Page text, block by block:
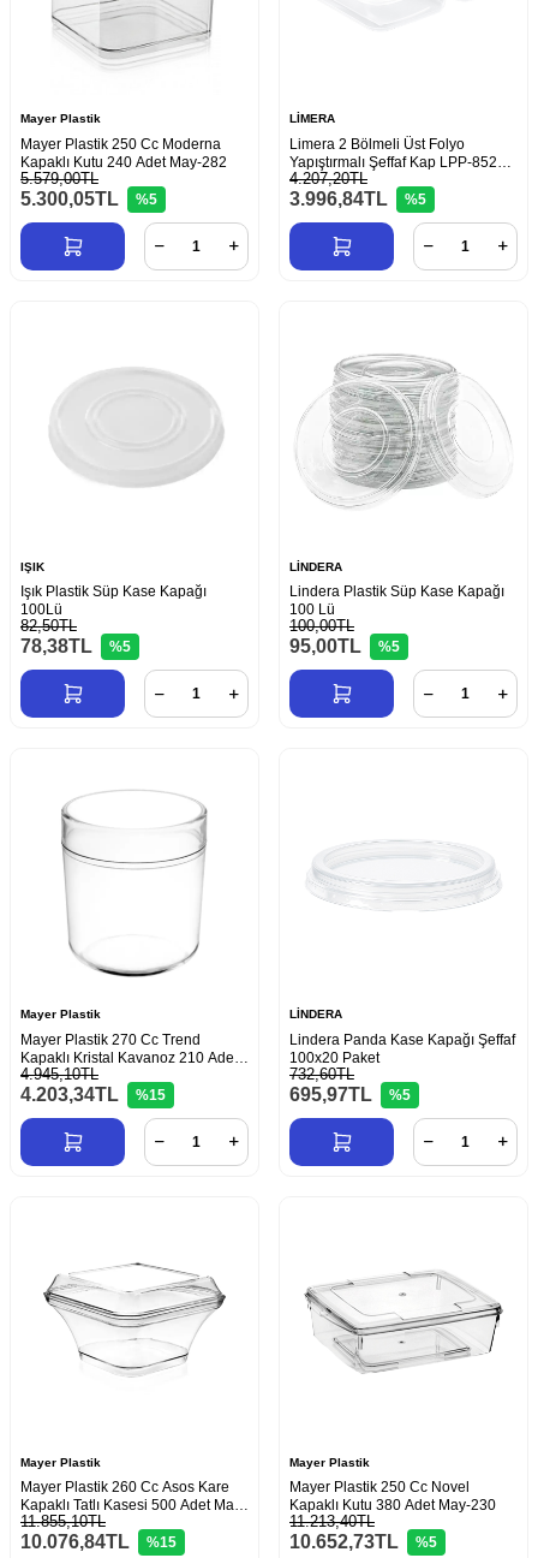
Mayer Plastik
Mayer Plastik 250 Cc Moderna
Kapaklı Kutu 240 Adet May-282
5.579,00TL
5.300,05TL %5
LİMERA
Limera 2 Bölmeli Üst Folyo
Yapıştırmalı Şeffaf Kap LPP-852
400 Adet
4.207,20TL
3.996,84TL %5
IŞIK
Işık Plastik Süp Kase Kapağı
100Lü
82,50TL
78,38TL %5
LİNDERA
Lindera Plastik Süp Kase Kapağı
100 Lü
100,00TL
95,00TL %5
Mayer Plastik
Mayer Plastik 270 Cc Trend
Kapaklı Kristal Kavanoz 210 Adet
May-317
4.945,10TL
4.203,34TL %15
LİNDERA
Lindera Panda Kase Kapağı Şeffaf
100x20 Paket
732,60TL
695,97TL %5
Mayer Plastik
Mayer Plastik 260 Cc Asos Kare
Kapaklı Tatlı Kasesi 500 Adet May-
314
11.855,10TL
10.076,84TL %15
Mayer Plastik
Mayer Plastik 250 Cc Novel
Kapaklı Kutu 380 Adet May-230
11.213,40TL
10.652,73TL %5